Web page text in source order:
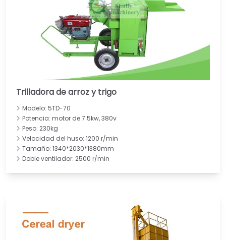
Trilladora de arroz y trigo
Modelo: 5TD-70
Potencia: motor de 7.5kw, 380v
Peso: 230kg
Velocidad del huso: 1200 r/min
Tamaño: 1340*2030*1380mm
Doble ventilador: 2500 r/min